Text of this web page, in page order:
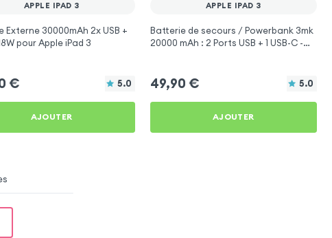
APPLE IPAD 3
Externe 30000mAh 2x USB +
pour Apple iPad 3
€ 5.0
AJOUTER
APPLE IPAD 3
Batterie de secours / Powerbank 3mk
20000 mAh : 2 Ports USB + 1 USB-C -
49,90 € 5.0
AJOUTER